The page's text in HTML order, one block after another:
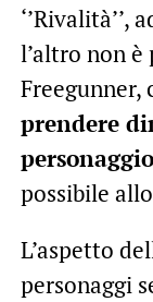
‘’Rivalità’’,
l’altro non è
Freegunner,
prendere
personaggio
possibile
L’aspetto
personaggi